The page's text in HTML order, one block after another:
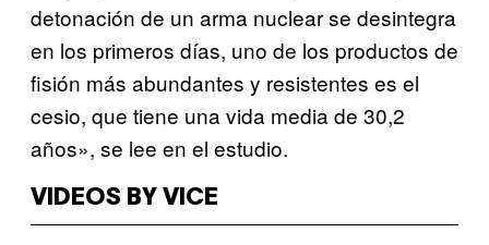
detonación de un arma nuclear se desintegra
en los primeros días, uno de los productos de
fisión más abundantes y resistentes es el
cesio, que tiene una vida media de 30,2
años», se lee en el estudio.
VIDEOS BY VICE